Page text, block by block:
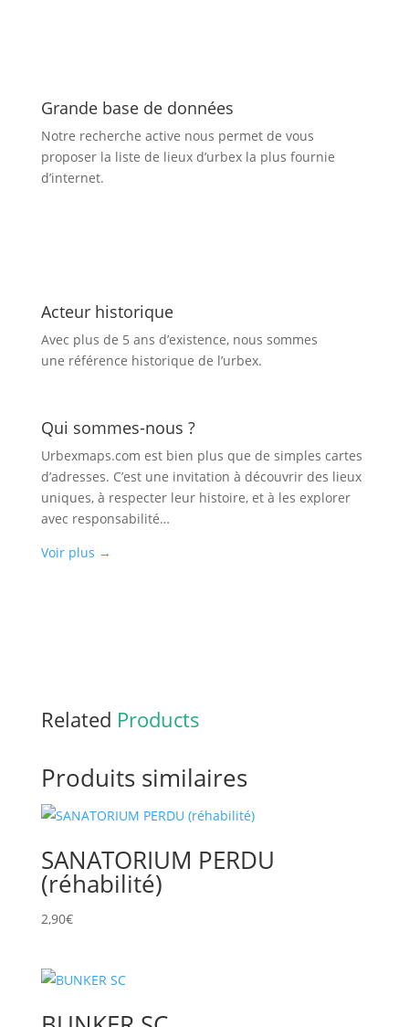
Grande base de données
Notre recherche active nous permet de vous
proposer la liste de lieux d’urbexla plus fournie
d’internet.
Acteur historique
Avec plus de 5 ans d’existence, nous sommes
une référence historique de l’urbex.
Qui sommes-nous ?
Urbexmaps.com est bien plus que de simples cartes
d’adresses. C’est une invitation à découvrir des lieux
uniques, à respecter leur histoire, et à les explorer
avec responsabilité…
Voir plus →
Related Products
Produits similaires
SANATORIUM PERDU
(réhabilité)
2,90€